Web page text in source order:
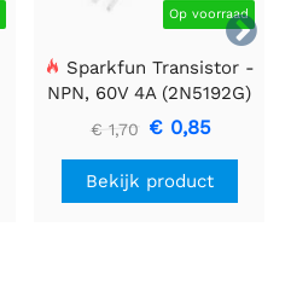

Op voorraad
Sparkfun Transistor -
NPN, 60V 4A (2N5192G)
€ 1,70 € 0,85
Bekijk product